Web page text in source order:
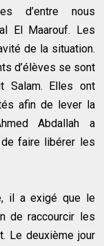
d’entre nous
El Maarouf. Les
de la situation.
d’élèves se sont
Salam. Elles ont
afin de lever la
Abdallah a
de faire libérer les
il a exigé que le
de raccourcir les
Le deuxième jour